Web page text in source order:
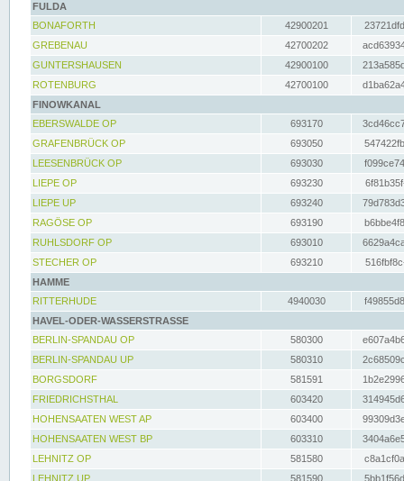
FULDA
BONAFORTH
42900201
GREBENAU
42700202
GUNTERSHAUSEN
42900100
ROTENBURG
42700100
FINOWKANAL
EBERSWALDE OP
693170
GRAFENBRÜCK OP
693050
LEESENBRÜCK OP
693030
LIEPE OP
693230
LIEPE UP
693240
RAGÖSE OP
693190
RUHLSDORF OP
693010
STECHER OP
693210
HAMME
RITTERHUDE
4940030
HAVEL-ODER-WASSERSTRASSE
BERLIN-SPANDAU OP
580300
BERLIN-SPANDAU UP
580310
BORGSDORF
581591
FRIEDRICHSTHAL
603420
HOHENSAATEN WEST AP
603400
HOHENSAATEN WEST BP
603310
LEHNITZ OP
581580
LEHNITZ UP
581590